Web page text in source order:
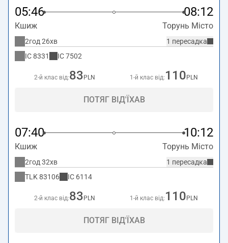
05:46 08:12
Кшиж Торунь Місто
1 пересадка
2год 26хв
IC8331 IC7502
2-й клас від:83 PLN 1-й клас від: 110 PLN
ПОТЯГ ВІД'ЇХАВ
07:40 10:12
Кшиж Торунь Місто
1 пересадка
2год 32хв
TLK 83106 IC 6114
2-й клас від:83 PLN 1-й клас від: 110 PLN
ПОТЯГ ВІД'ЇХАВ